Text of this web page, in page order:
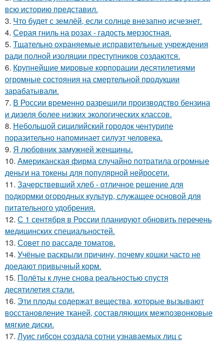
всю историю представил.
3. Что будет с землёй, если солнце внезапно исчезнет.
4. Серая гниль на розах - гадость мерзостная.
5. Тщательно охраняемые исправительные учреждения
ради полной изоляции преступников создаются.
6. Крупнейшие мировые корпорации десятилетиями
огромные состояния на смертельной продукции
зарабатывали.
7. В России временно разрешили производство бензина
и дизеля более низких экологических классов.
8. Небольшой сицилийский городок чентурипе
поразительно напоминает силуэт человека.
9. Я любовник замужней женщины.
10. Американская фирма случайно потратила огромные
деньги на токены для популярной нейросети.
11. Зачерствевший хлеб - отличное решение для
подкормки огородных культур, служащее основой для
питательного удобрения.
12. С 1 сентября в России планируют обновить перечень
медицинских специальностей.
13. Совет по рассаде томатов.
14. Учёные раскрыли причину, почему кошки часто не
доедают привычный корм.
15. Полёты к луне снова реальностью спустя
десятилетия стали.
16. Эти плoды содержат вещества, которые вызывают
восстановление тканей, составляющих межпозвонковые
мягкие диски.
17. Луис гибсон создала сотни узнаваемых лиц с